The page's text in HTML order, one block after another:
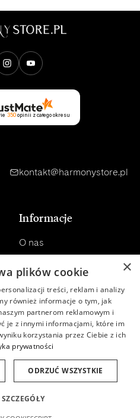
350 opinii z całego okresu
kontakt@harmonystore.pl
Informacje
O nas
Regulamin
Polityka prywatności
Newsletter
Baza wiedzy
Baza składników INCI
×
plików cookie
treści, reklam i analizy
również informacje o tym, jak
partnerom reklamowym i
je z innymi informacjami, które im
korzystania przez Ciebie z ich
prywatności
ODRZUĆ WSZYSTKIE